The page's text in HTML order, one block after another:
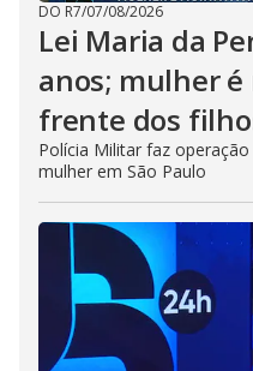
DO R7/07/08/2026
Lei Maria da
anos; mulher
frente dos
Polícia Militar faz
mulher em São Paulo